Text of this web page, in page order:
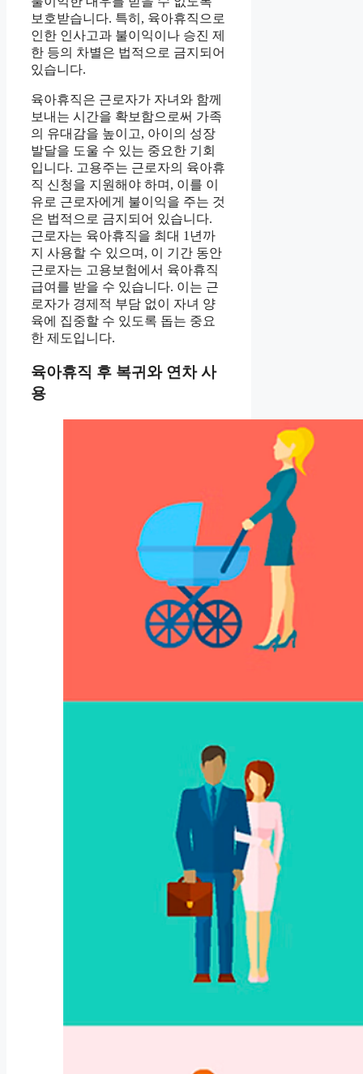
보호받습니다. 특히, 육아휴직으로
인한 인사고과 불이익이나 승진 제
한 등의 차별은 법적으로 금지되어
있습니다.
육아휴직은 근로자가 자녀와 함께
보내는 시간을 확보함으로써 가족
의 유대감을 높이고, 아이의 성장
발달을 도울 수 있는 중요한 기회
입니다. 고용주는 근로자의 육아휴
직 신청을 지원해야 하며, 이를 이
유로 근로자에게 불이익을 주는 것
은 법적으로 금지되어 있습니다.
근로자는 육아휴직을 최대 1년까
지 사용할 수 있으며, 이 기간 동안
근로자는 고용보험에서 육아휴직
급여를 받을 수 있습니다. 이는 근
로자가 경제적 부담 없이 자녀 양
육에 집중할 수 있도록 돕는 중요
한 제도입니다.
육아휴직 후 복귀와 연차 사
용